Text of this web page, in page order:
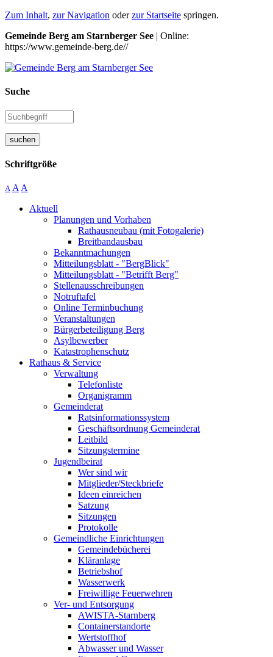
Zum Inhalt, zur Navigation oderzur Startseite springen.
Gemeinde Berg am Starnberger See | Online:
https://www.gemeinde-berg.de//
Suche
suchen
Schriftgröße
A A A
Aktuell
Planungen und Vorhaben
Rathausneubau (mit Fotogalerie)
Breitbandausbau
Bekanntmachungen
Mitteilungsblatt - "BergBlick"
Mitteilungsblatt - "Betrifft Berg"
Stellenausschreibungen
Notruftafel
Online Terminbuchung
Veranstaltungen
Bürgerbeteiligung Berg
Asylbewerber
Katastrophenschutz
Rathaus & Service
Verwaltung
Telefonliste
Organigramm
Gemeinderat
Ratsinformationssystem
Geschäftsordnung Gemeinderat
Leitbild
Sitzungstermine
Jugendbeirat
Wer sind wir
Mitglieder/Steckbriefe
Ideen einreichen
Satzung
Sitzungen
Protokolle
Gemeindliche Einrichtungen
Gemeindebücherei
Kläranlage
Betriebshof
Wasserwerk
Freiwillige Feuerwehren
Ver- und Entsorgung
AWISTA-Starnberg
Containerstandorte
Wertstoffhof
Abwasser und Wasser